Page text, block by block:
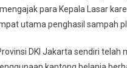
para Kepala Lasar
utama penghasil sampah
DKI Jakarta sendiri telah